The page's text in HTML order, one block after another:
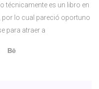
técnicamente es un libro en
por lo cual pareció oportuno
para atraer a